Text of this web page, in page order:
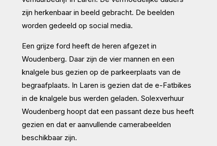
zijn herkenbaar in beeld gebracht. De beelden
worden gedeeld op social media.
Een grijze ford heeft de heren afgezet in
Woudenberg. Daar zijn de vier mannen en een
knalgele bus gezien op de parkeerplaats van de
begraafplaats. In Laren is gezien dat de e-Fatbikes
in de knalgele bus werden geladen. Solexverhuur
Woudenberg hoopt dat een passant deze bus heeft
gezien en dat er aanvullende camerabeelden
beschikbaar zijn.